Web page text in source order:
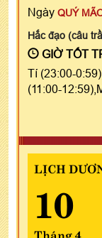
Ngày QUÝ
Hắc đạo (câu
GIỜ TỐT
Tí (23:00-
(11:00-
LỊCH
10
Tháng 4